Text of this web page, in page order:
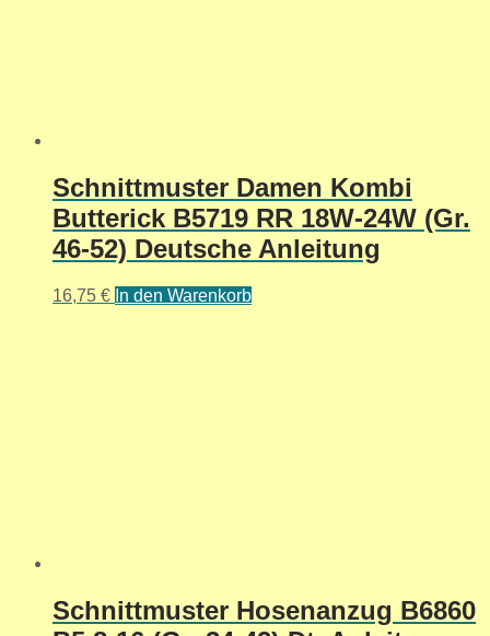
Schnittmuster Damen Kombi
Butterick B5719 RR 18W-24W (Gr.
46-52) Deutsche Anleitung
16,75 € In den Warenkorb
Schnittmuster Hosenanzug B6860